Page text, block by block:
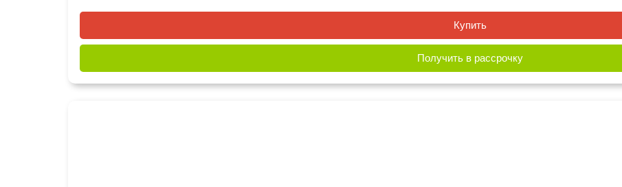
Купить
Получить в рассрочку